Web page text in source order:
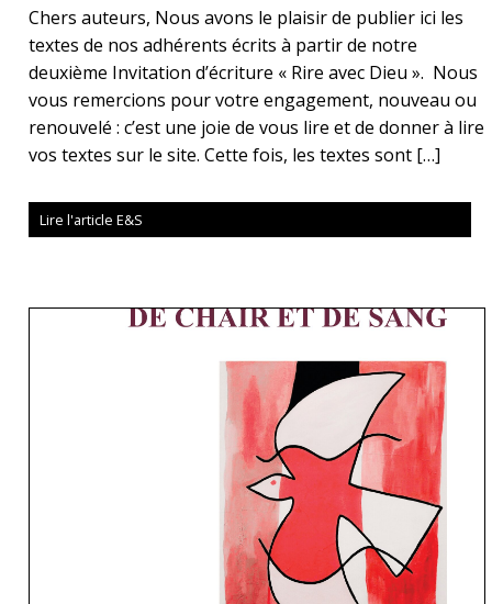
Chers auteurs, Nous avons le plaisir de publier ici les
textes de nos adhérents écrits à partir de notre
deuxième Invitation d’écriture « Rire avec Dieu ». Nous
vous remercions pour votre engagement, nouveau ou
renouvelé : c’est une joie de vous lire et de donner à lire
vos textes sur le site. Cette fois, les textes sont […]
Lire l'article E&S